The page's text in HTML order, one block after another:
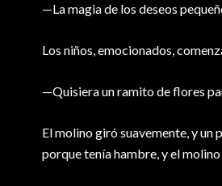
—La magia de los deseos
Los niños, emocionados,
—Quisiera un ramito de flores
El molino giró suavemente, y un
porque tenía hambre, y el